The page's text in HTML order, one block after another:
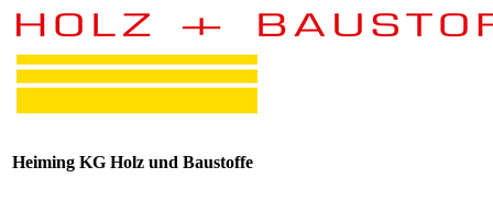
Heiming KG Holz und Baustoffe